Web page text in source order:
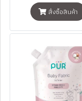
สั่งซื้อสินค้า